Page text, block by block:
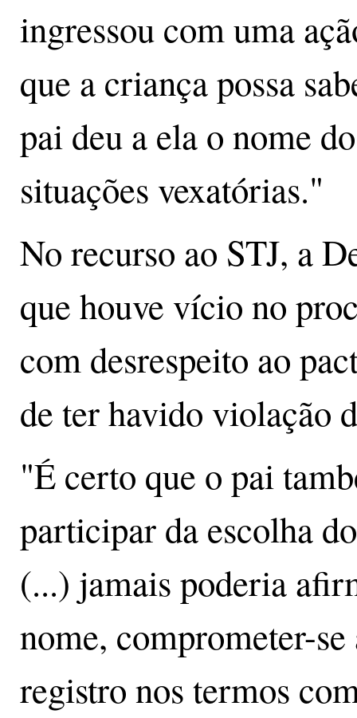
ingressou com uma
que a criança possa
pai deu a ela o nome
situações vexatórias."
No recurso ao STJ, a
que houve vício no
com desrespeito ao
de ter havido violação
"É certo que o pai
participar da escolha
(...) jamais poderia
nome, comprometer-
registro nos termos